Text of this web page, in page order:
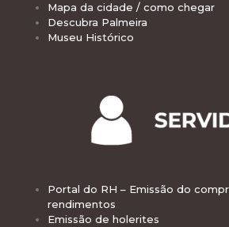
Mapa da cidade / como chegar
Descubra Palmeira
Museu Histórico
Portal do RH – Emissão do
rendimentos
Emissão de holerites